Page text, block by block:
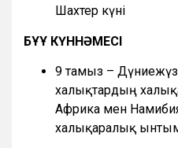
Шахтер күні
БҰҰ КҮННӘМЕСІ
9 тамыз –
халықтардың
Африка мен
халықаралық